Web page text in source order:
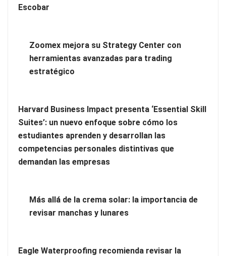
Zoomex mejora su Strategy Center con herramientas
avanzadas para trading estratégico
Harvard Business Impact presenta ‘Essential Skill Suites’: un
nuevo enfoque sobre cómo los estudiantes aprenden y
Escobar
Zoomex mejora su Strategy Center con
herramientas avanzadas para trading
estratégico
Harvard Business Impact presenta ‘Essential Skill
Suites’: un nuevo enfoque sobre cómo los
estudiantes aprenden y desarrollan las
competencias personales distintivas que
demandan las empresas
Más allá de la crema solar: la importancia de
revisar manchas y lunares
Eagle Waterproofing recomienda revisar la